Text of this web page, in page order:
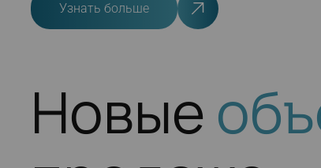
Узнать больше
Новые